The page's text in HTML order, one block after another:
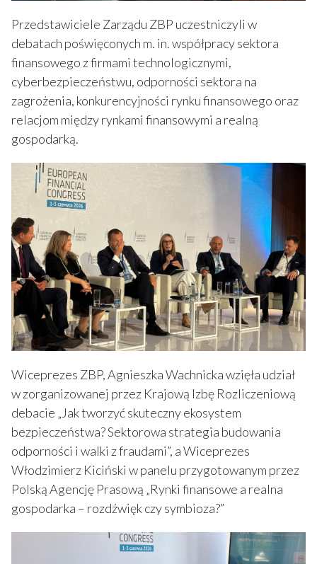
Przedstawiciele Zarządu ZBP uczestniczyli w
debatach poświęconych m. in. współpracy sektora
finansowego z firmami technologicznymi,
cyberbezpieczeństwu, odporności sektora na
zagrożenia, konkurencyjności rynku finansowego oraz
relacjom między rynkami finansowymi a realną
gospodarką.
Wiceprezes ZBP, Agnieszka Wachnicka wzięła udział
w zorganizowanej przez Krajową Izbę Rozliczeniową
debacie „Jak tworzyć skuteczny ekosystem
bezpieczeństwa? Sektorowa strategia budowania
odporności i walki z fraudami”, a Wiceprezes
Włodzimierz Kiciński w panelu przygotowanym przez
Polską Agencję Prasową „Rynki finansowe a realna
gospodarka – rozdźwięk czy symbioza?”